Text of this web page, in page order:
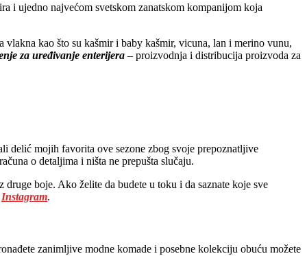
i ujedno najvećom svetskom zanatskom kompanijom koja
vlakna kao što su kašmir i baby kašmir, vicuna, lan i merino vunu,
za uređivanje enterijera – proizvodnja i distribucija proizvoda za
delić mojih favorita ove sezone zbog svoje prepoznatljive
o detaljima i ništa ne prepušta slučaju.
boje. Ako želite da budete u toku i da saznate koje sve
Instagram.
zanimljive modne komade i posebne kolekciju obuću možete